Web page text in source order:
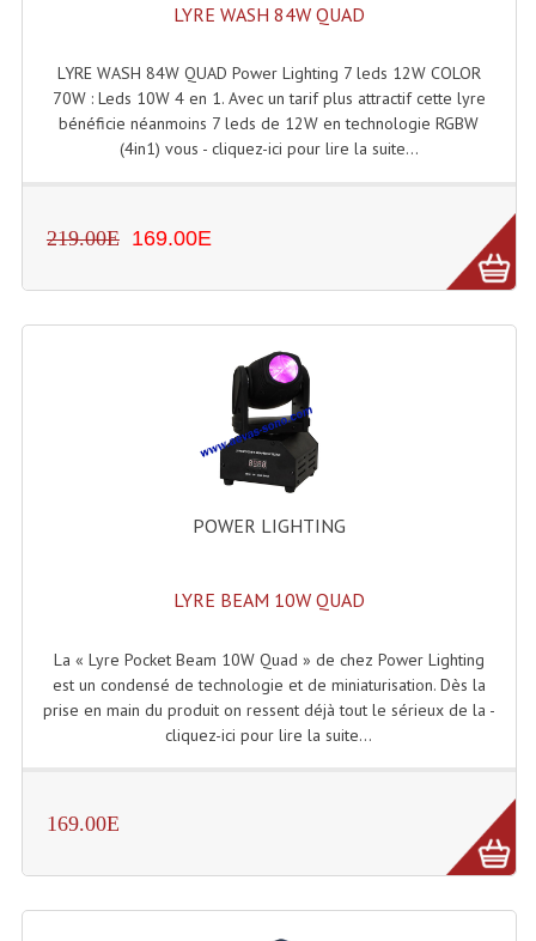
Enceintes, Système Amplifiés
Enceintes Passives Sono
Caisson De Basse Amplifié
Caissons De Basses
Enceintes (Ecoutes De Studio)
Enceintes Autonomes Portables Amplifiées
Enceintes Hifi
Enceintes Monitoring
Haut Parleurs Sono
Filtres Passifs
Tweeters Pour Enceintes
LYRE WASH 84W QUAD
LYRE WASH 84W QUAD Power Lighting 7 leds 12W COLOR
70W : Leds 10W 4 en 1. Avec un tarif plus attractif cette lyre
bénéficie néanmoins 7 leds de 12W en technologie RGBW
(4in1) vous - cliquez-ici pour lire la suite...
219.00E 169.00E
POWER LIGHTING
LYRE BEAM 10W QUAD
La « Lyre Pocket Beam 10W Quad » de chez Power Lighting
est un condensé de technologie et de miniaturisation. Dès la
prise en main du produit on ressent déjà tout le sérieux de la -
cliquez-ici pour lire la suite...
169.00E